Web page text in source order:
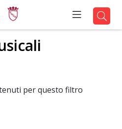
per questo filtro